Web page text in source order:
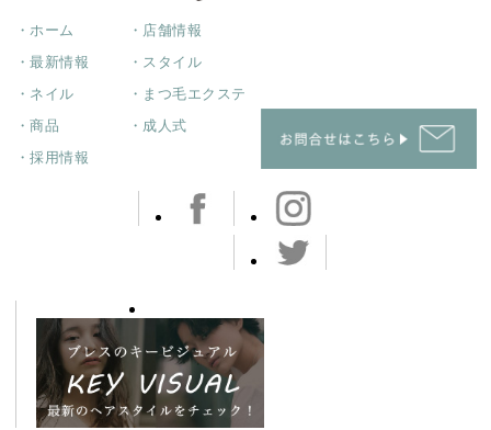
・ホーム ・店舗情報
・最新情報 ・スタイル
・ネイル ・まつ毛エクステ
・商品 ・成人式
・採用情報